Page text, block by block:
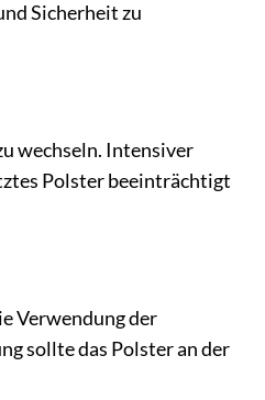
Sicherheit zu
wechseln. Intensiver
Polster beeinträchtigt
Verwendung der
sollte das Polster an der